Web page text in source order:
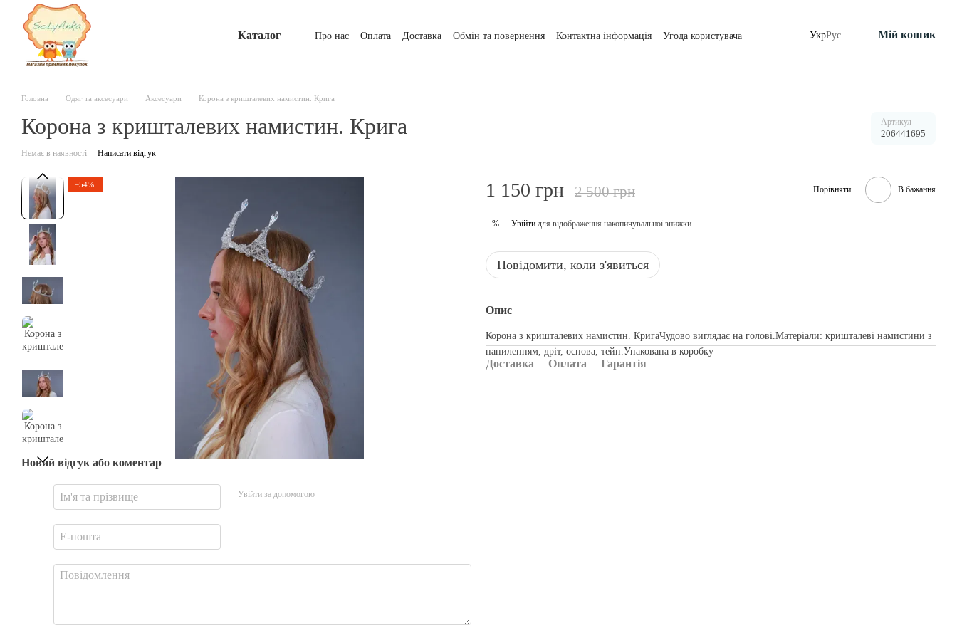
Перейти до основного контенту
Каталог Про нас Оплата Доставка Обмін та повернення Контактна інформація Угода користувача УкрРус Мій кошик
Головна Одяг та аксесуари Аксесуари Корона з кришталевих намистин. Крига
Корона з кришталевих намистин. Крига Артикул
206441695
Немає в наявності Написати відгук
−54%
Новий відгук або коментар
Увійти за допомогою
1 150 грн 2 500 грн Порівняти В бажання
% Увійти для відображення накопичувальної знижки
Повідомити, коли з'явиться
Опис
Корона з кришталевих намистин. КригаЧудово виглядає на голові.Матеріали: кришталеві намистини з
напиленням, дріт, основа, тейп.Упакована в коробку
Доставка Оплата Гарантія